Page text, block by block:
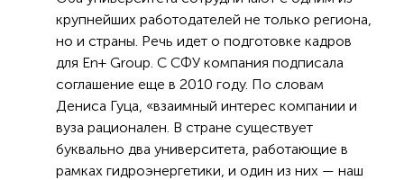
крупнейших работодателей не только региона,
но и страны. Речь идет о подготовке кадров
для En+ Group. С СФУ компания подписала
соглашение еще в 2010 году. По словам
Дениса Гуца, «взаимный интерес компании и
вуза рационален. В стране существует
буквально два университета, работающие в
рамках гидроэнергетики, и один из них — наш